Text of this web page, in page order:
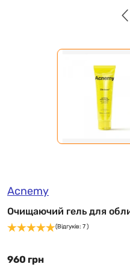
Acnemy
Очищаючий гель для
(Відгуків: 7 )
960 грн